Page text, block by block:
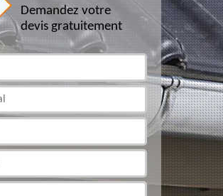
Demandez votre
devis gratuitement